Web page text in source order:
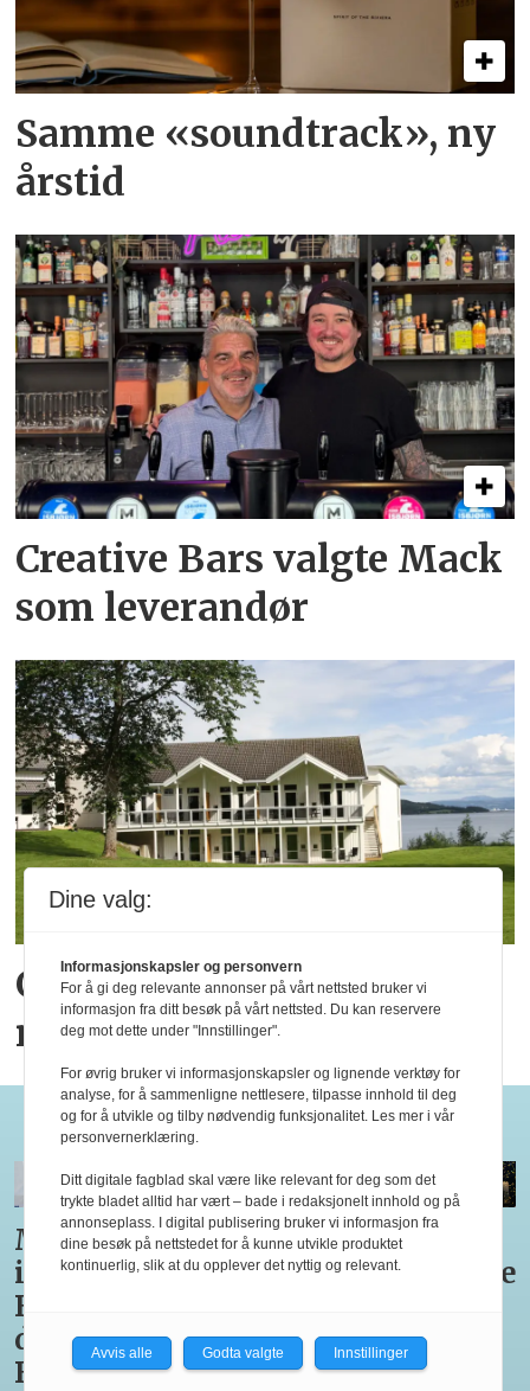
Samme «soundtrack», ny
årstid
Creative Bars valgte Mack
som leverandør
God juli for hotellene,
men ikke i hele Norge
Bocuse d'Or
Medaljestatistikk
i
Bocuse
d'Or og
Bocuse
Nå er
alle
konkurrenter
i
Tre
retter i
d’Or
Europe
Til
Bocuse
for
tredje
Dine valg:
Informasjonskapsler og personvern
For å gi deg relevante annonser på vårt nettsted bruker vi
informasjon fra ditt besøk på vårt nettsted. Du kan reservere
deg mot dette under "Innstillinger".
For øvrig bruker vi informasjonskapsler og lignende verktøy for
analyse, for å sammenligne nettlesere, tilpasse innhold til deg
og for å utvikle og tilby nødvendig funksjonalitet. Les mer i vår
personvernerklæring.
Ditt digitale fagblad skal være like relevant for deg som det
trykte bladet alltid har vært – bade i redaksjonelt innhold og på
annonseplass. I digital publisering bruker vi informasjon fra
dine besøk på nettstedet for å kunne utvikle produktet
kontinuerlig, slik at du opplever det nyttig og relevant.
Avvis alle Godta valgte Innstillinger